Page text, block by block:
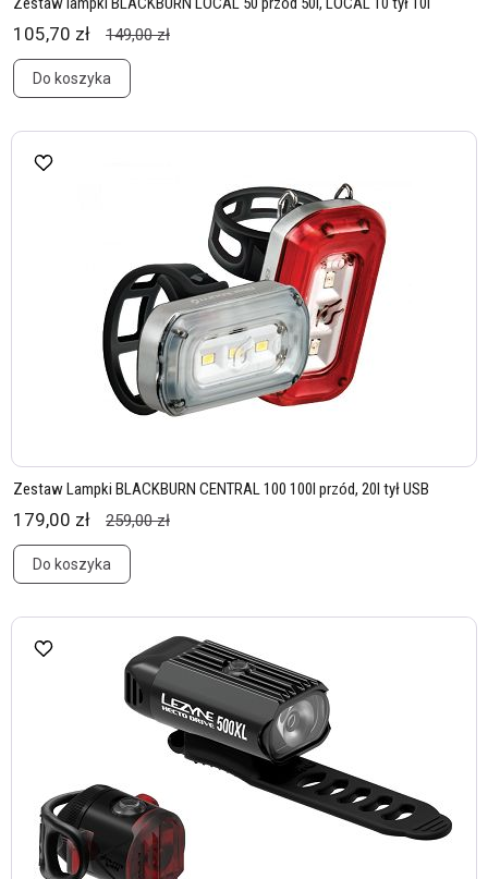
105,70 zł 149,00 zł
Do koszyka
Zestaw Lampki BLACKBURN CENTRAL 100 100l przód, 20l tył USB
179,00 zł 259,00 zł
Do koszyka